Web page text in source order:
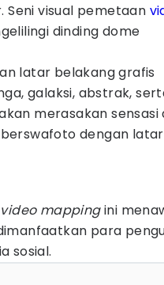
visual pemetaan
dinding dome
latar belakang grafis
galaksi, abstrak,
merasakan sensasi
dengan latar
video mappingini
para
sosial.